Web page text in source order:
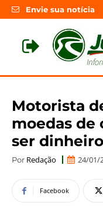
Envie sua notícia
Motorista
moedas de
ser
Por Redação 24/01/
Facebook